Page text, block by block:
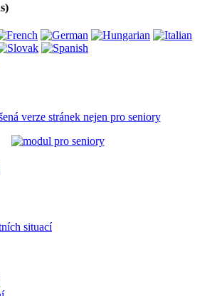
verze stránek nejen pro seniory
situací